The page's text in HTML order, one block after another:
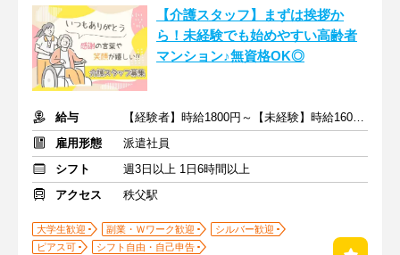
【介護スタッフ】まずは挨拶か
ら！未経験でも始めやすい高齢者
マンション♪無資格OK◎
給与
【経験者】時給1800円～【未経験】時給1600円～ ※交通費全額
雇用形態
派遣社員
シフト
週3日以上 1日6時間以上
アクセス
秩父駅
大学生歓迎 副業・Ｗワーク歓迎
シルバー歓迎
ピアス可
シフト自由・自己申告